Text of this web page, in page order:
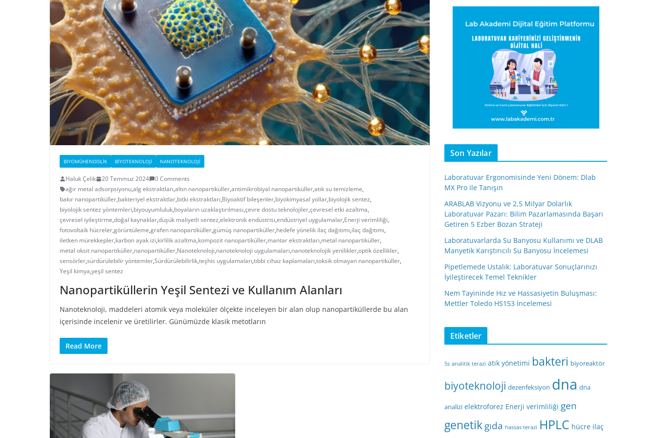
BIYOMÜHENDISLIK BIYOTEKNOLOJI NANOTEKNOLOJI
Haluk Çelik 20 Temmuz 2024
0 Comments
ağır metal adsorpsiyonu,alg ekstraktları,altın nanopartiküller,antimikrobiyal nanopartiküller,atık su temizleme,
bakır nanopartiküller,bakteriyel ekstraktlar,bitki ekstraktları,Biyoaktif bileşenler,biyokimyasal yollar,biyolojik sentez,
biyolojik sentez yöntemleri,biyouyumluluk,boyaların uzaklaştırılması,çevre dostu teknolojiler,çevresel etki azaltma,
çevresel iyileştirme,doğal kaynaklar,düşük maliyetli sentez,elektronik endüstrisi,endüstriyel uygulamalar,Enerji verimliliği,
fotovoltaik hücreler,görüntüleme,grafen nanopartiküller,gümüş nanopartiküller,hedefe yönelik ilaç dağıtımı,ilaç dağıtımı,
iletken mürekkepler,karbon ayak izi,kirlilik azaltma,kompozit nanopartiküller,mantar ekstraktları,metal nanopartiküller,
metal oksit nanopartiküller,nanopartiküller,Nanoteknoloji,nanoteknoloji uygulamaları,nanoteknolojik yenilikler,optik özellikler,
sensörler,sürdürülebilir yöntemler,Sürdürülebilirlik,teşhis uygulamaları,tıbbi cihaz kaplamaları,toksik olmayan nanopartiküller,
Yeşil kimya,yeşil sentez
Nanopartiküllerin Yeşil Sentezi ve Kullanım Alanları
Nanoteknoloji, maddeleri atomik veya moleküler ölçekte inceleyen bir alan olup nanopartiküllerde bu alan
içerisinde incelenir ve üretilirler. Günümüzde klasik metotların
Read More
Son Yazılar
Laboratuvar Ergonomisinde Yeni Dönem: Dlab
MX Pro ile Tanışın
ARABLAB Vizyonu ve 2,5 Milyar Dolarlık
Laboratuvar Pazarı: Bilim Pazarlamasında Başarı
Getiren 5 Ezber Bozan Strateji
Laboratuvarlarda Su Banyosu Kullanımı ve DLAB
Manyetik Karıştırıcılı Su Banyosu İncelemesi
Pipetlemede Ustalık: Laboratuvar Sonuçlarınızı
İyileştirecek Temel Teknikler
Nem Tayininde Hız ve Hassasiyetin Buluşması:
Mettler Toledo HS153 İncelemesi
Etiketler
5s analitik terazi atık yönetimi bakteri biyoreaktör
biyoteknoloji dezenfeksiyon dna dna
analizi elektroforez Enerji verimliliği gen
genetikgıda hassas terazi HPLC hücre ilaç